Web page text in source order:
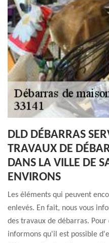
DLD DÉBARRAS
TRAVAUX DE
DANS LA VILLE DE
ENVIRONS
Les éléments qui peuvent
enlevés. En fait, nous vous
des travaux de débarras.
informons qu'il est possible